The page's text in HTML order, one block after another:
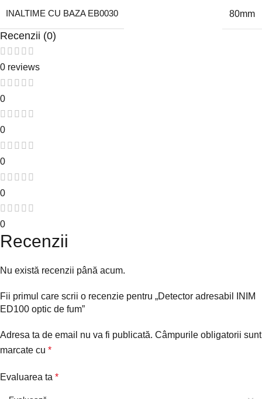
INALTIME CU BAZA EB0030 80mm
Recenzii (0)
0 reviews
0
0
0
0
0
Recenzii
Nu există recenzii până acum.
Fii primul care scrii o recenzie pentru „Detector adresabil INIM
ED100 optic de fum”
Adresa ta de email nu va fi publicată. Câmpurile obligatorii sunt
marcate cu *
Evaluarea ta *